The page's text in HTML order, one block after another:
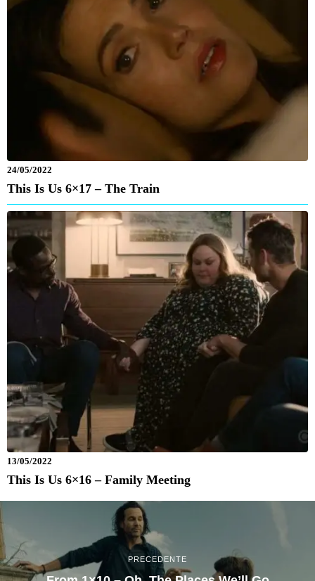
24/05/2022
This Is Us 6×17 – The Train
13/05/2022
This Is Us 6×16 – Family Meeting
PRECEDENTE